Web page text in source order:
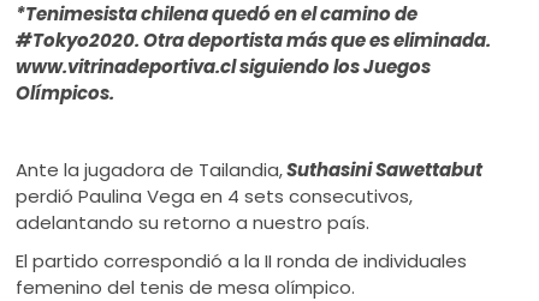
*Tenimesista chilena quedó en el camino de
#Tokyo2020. Otra deportista más que es eliminada.
www.vitrinadeportiva.cl siguiendo los Juegos
Olímpicos.
Ante la jugadora de Tailandia,Suthasini Sawettabut
perdió Paulina Vega en 4 sets consecutivos,
adelantando su retorno a nuestro país.
El partido correspondió a la II ronda de individuales
femenino del tenis de mesa olímpico.